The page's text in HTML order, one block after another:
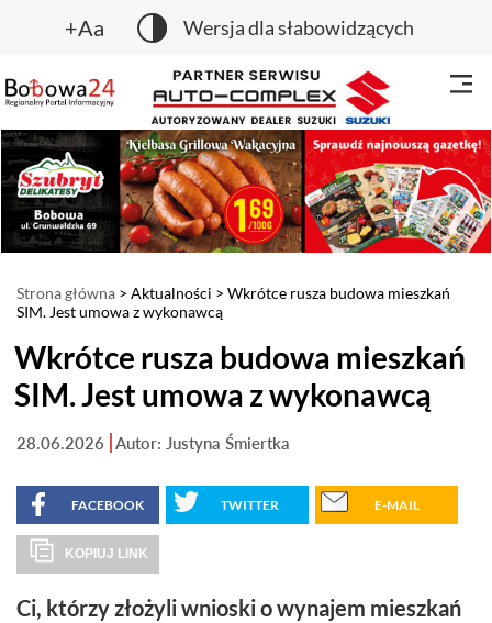
+Aa Wersja dla słabowidzących
Strona główna > Aktualności > Wkrótce rusza budowa mieszkań
SIM. Jest umowa z wykonawcą
Wkrótce rusza budowa mieszkań
SIM. Jest umowa z wykonawcą
28.06.2026 Autor: Justyna Śmiertka
FACEBOOK TWITTER E-MAIL
KOPIUJ LINK
Ci, którzy złożyli wnioski o wynajem mieszkań